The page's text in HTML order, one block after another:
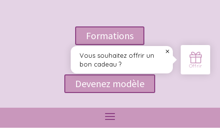
Formations
Devenez modèle